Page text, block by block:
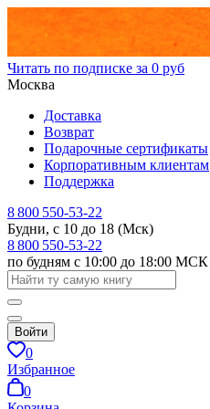
Читать по подписке за 0 руб
Москва
Доставка
Возврат
Подарочные сертификаты
Корпоративным клиентам
Поддержка
8 800 550-53-22
Будни, с 10 до 18 (Мск)
8 800 550-53-22
по будням с 10:00 до 18:00 МСК
Войти
0
Избранное
0